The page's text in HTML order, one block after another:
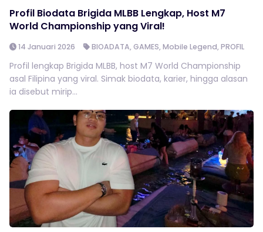
Profil Biodata Brigida MLBB Lengkap, Host M7
World Championship yang Viral!
14 Januari 2026 BIOADATA,GAMES,Mobile Legend,PROFIL
Profil lengkap Brigida MLBB, host M7 World Championship
asal Filipina yang viral. Simak biodata, karier, hingga alasan
ia disebut mirip...